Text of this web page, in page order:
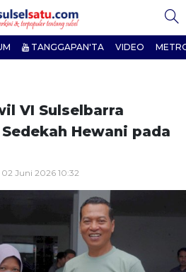
TANGGAPAN'TA VIDEO
VI Sulselbarra
Hewani pada
02 Juni 2026 10:32